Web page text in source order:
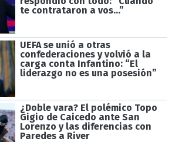
te contrataron a vos...”
UEFA se unió a otras
confederaciones y volvió a la
carga conta Infantino: “El
liderazgo no es una posesión”
¿Doble vara? El polémico Topo
Gigio de Caicedo ante San
Lorenzo y las diferencias con
Paredes a River